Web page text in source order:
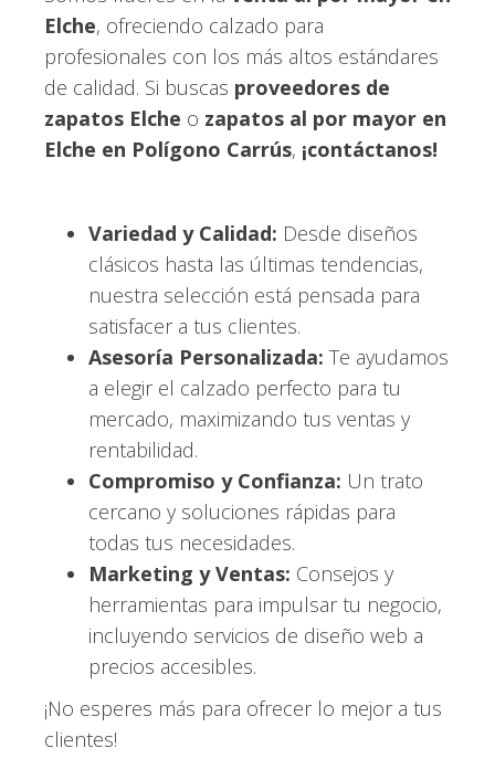
Elche, ofreciendo calzado para
profesionales con los más altos estándares
de calidad. Si buscas proveedores de
zapatos Elche o zapatos al por mayor en
Elche en Polígono Carrús, ¡contáctanos!
Variedad y Calidad: Desde diseños
clásicos hasta las últimas tendencias,
nuestra selección está pensada para
satisfacer a tus clientes.
Asesoría Personalizada: Te ayudamos
a elegir el calzado perfecto para tu
mercado, maximizando tus ventas y
rentabilidad.
Compromiso y Confianza: Un trato
cercano y soluciones rápidas para
todas tus necesidades.
Marketing y Ventas: Consejos y
herramientas para impulsar tu negocio,
incluyendo servicios de diseño web a
precios accesibles.
¡No esperes más para ofrecer lo mejor a tus
clientes!